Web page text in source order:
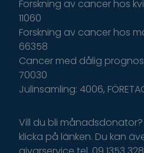
Forskning av cancer hos
11060
Forskning av cancer hos
66358
Cancer med dålig prognos:
70030
Julinsamling: 4006,
Vill du bli
klicka på länken. Du kan